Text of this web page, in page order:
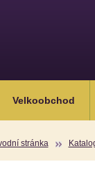
Velkoobchod
stránka